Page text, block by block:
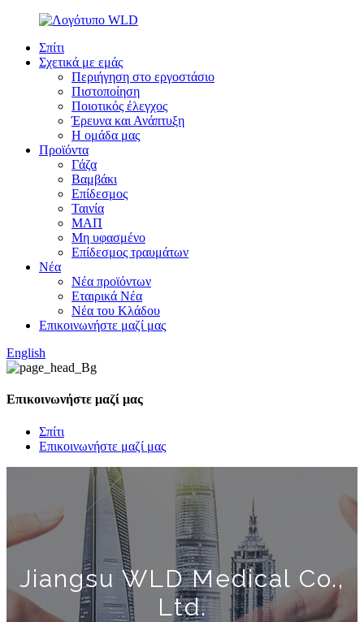
Σπίτι
Σχετικά με εμάς
Περιήγηση στο εργοστάσιο
Πιστοποίηση
Ποιοτικός έλεγχος
Έρευνα και Ανάπτυξη
Η ομάδα μας
Προϊόντα
Γάζα
Βαμβάκι
Επίδεσμος
Ταινία
ΜΑΠ
Μη υφασμένο
Επίδεσμος τραυμάτων
Νέα
Νέα προϊόντων
Εταιρικά Νέα
Νέα του Κλάδου
Επικοινωνήστε μαζί μας
English
Επικοινωνήστε μαζί μας
Σπίτι
Επικοινωνήστε μαζί μας
Jiangsu WLD Medical Co.,
Ltd.